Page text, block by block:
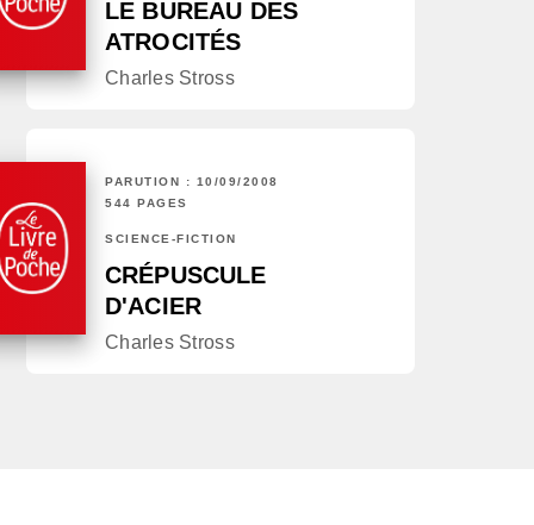
LE BUREAU DES
ATROCITÉS
Charles Stross
PARUTION : 10/09/2008
544 PAGES
SCIENCE-FICTION
CRÉPUSCULE
D'ACIER
Charles Stross